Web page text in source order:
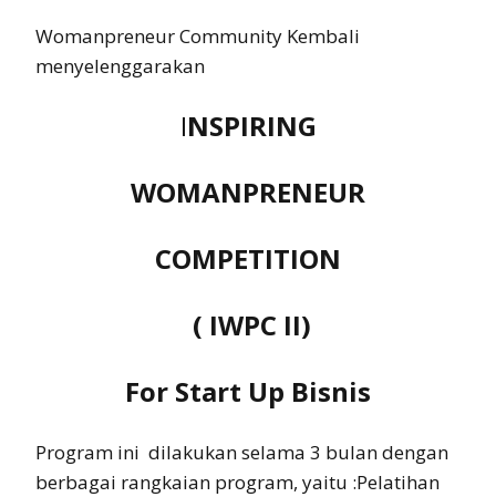
Womanpreneur Community Kembali
menyelenggarakan
INSPIRING
WOMANPRENEUR
COMPETITION
( IWPC II)
For Start Up Bisnis
Program ini dilakukan selama 3 bulan dengan
berbagai rangkaian program, yaitu :Pelatihan